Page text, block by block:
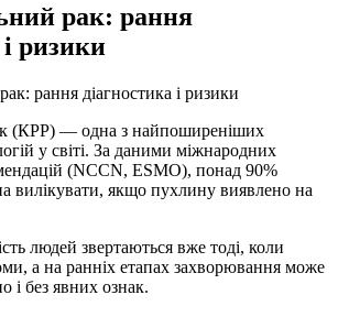
рак: рання
ризики
(КРР) — одна з найпоширеніших
у світі. За даними міжнародних
(NCCN, ESMO), понад 90%
вилікувати, якщо пухлину виявлено на
людей звертаються вже тоді, коли
а на ранніх етапах захворювання може
і без явних ознак.